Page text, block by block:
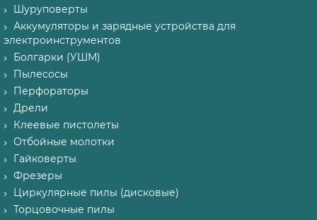
Шуруповерты
Аккумуляторы и зарядные устройства для
электроинструментов
Болгарки (УШМ)
Пылесосы
Перфораторы
Дрели
Клеевые пистолеты
Отбойные молотки
Гайковерты
Фрезеры
Циркулярные пилы (дисковые)
Торцовочные пилы